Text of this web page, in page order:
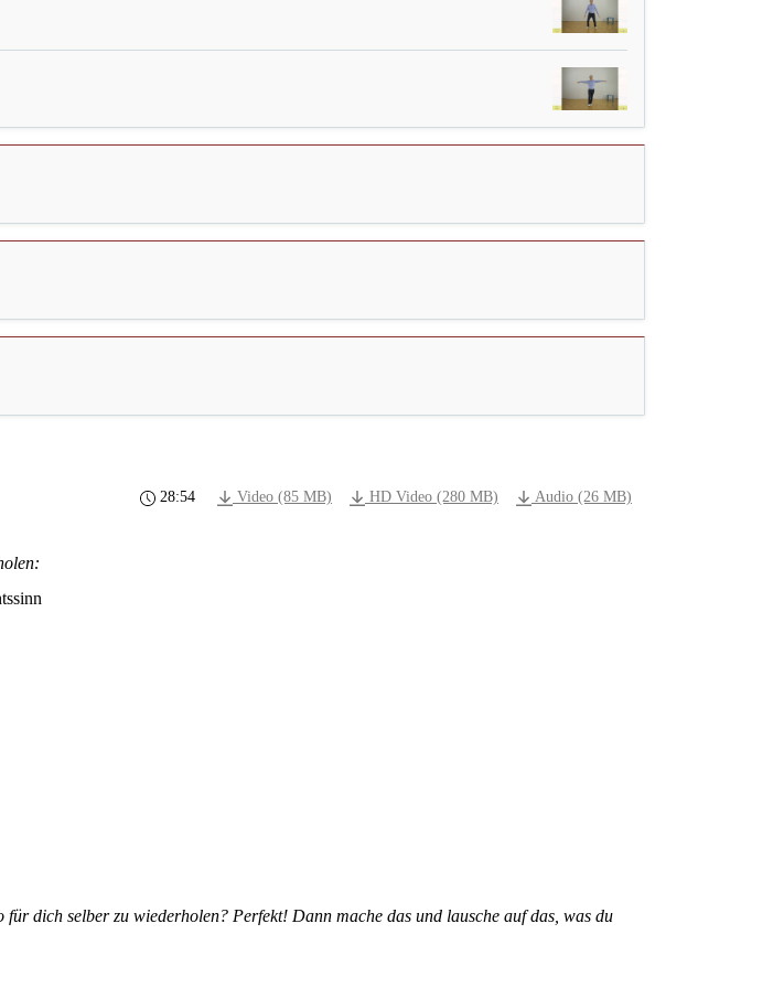
28:54 Video (85 MB) HD Video (280 MB) Audio (26 MB)
dich selber zu wiederholen? Perfekt! Dann mache das und lausche auf das, was du